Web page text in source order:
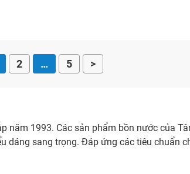
2 … 5 >
năm 1993. Các sản phẩm bồn nước của
sang trọng. Đáp ứng các tiêu chuẩn